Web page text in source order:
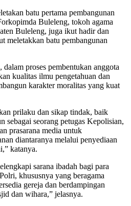
batu pertama pembangunan
Buleleng, tokoh agama
Buleleng, juga ikut hadir dan
meletakkan batu pembangunan
proses pembentukan anggota
kualitas ilmu pengetahuan dan
karakter moralitas yang kuat
prilaku dan sikap tindak, baik
sebagai seorang petugas Kepolisian,
prasarana media untuk
diantaranya melalui penyediaan
katanya.
sarana ibadah bagi para
khususnya yang beragama
gereja dan berdampingan
dan wihara,” jelasnya.